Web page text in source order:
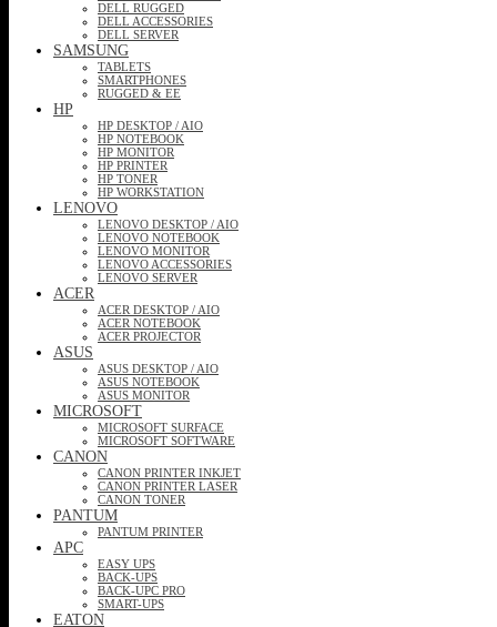
DELL RUGGED
DELL ACCESSORIES
DELL SERVER
SAMSUNG
TABLETS
SMARTPHONES
RUGGED & EE
HP
HP DESKTOP / AIO
HP NOTEBOOK
HP MONITOR
HP PRINTER
HP TONER
HP WORKSTATION
LENOVO
LENOVO DESKTOP / AIO
LENOVO NOTEBOOK
LENOVO MONITOR
LENOVO ACCESSORIES
LENOVO SERVER
ACER
ACER DESKTOP / AIO
ACER NOTEBOOK
ACER PROJECTOR
ASUS
ASUS DESKTOP / AIO
ASUS NOTEBOOK
ASUS MONITOR
MICROSOFT
MICROSOFT SURFACE
MICROSOFT SOFTWARE
CANON
CANON PRINTER INKJET
CANON PRINTER LASER
CANON TONER
PANTUM
PANTUM PRINTER
APC
EASY UPS
BACK-UPS
BACK-UPC PRO
SMART-UPS
EATON